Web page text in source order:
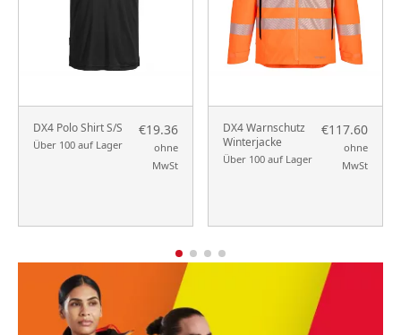
DX4 Polo Shirt S/S
Über 100 auf Lager
€19.36
ohne
MwSt
DX4 Warnschutz
Winterjacke
Über 100 auf Lager
€117.60
ohne
MwSt